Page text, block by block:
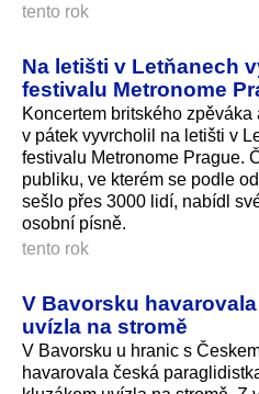
tento rok
Na letišti v Letňanech
festivalu Metronome
Koncertem britského
v pátek vyvrcholil na letišti v
festivalu Metronome Prague.
publiku, ve kterém se podle
sešlo přes 3000 lidí, nabídl
osobní písně.
tento rok
V Bavorsku
uvízla na stromě
V Bavorsku u hranic s
havarovala česká